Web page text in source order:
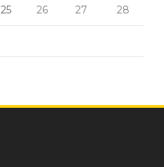
25 26 27 28